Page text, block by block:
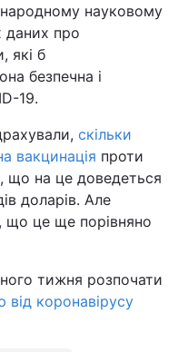
науковому
даних про
які б
безпечна і
19.
скільки
вакцинація проти
що на це доведеться
доларів. Але
що це ще порівняно
тижня розпочати
від коронавірусу